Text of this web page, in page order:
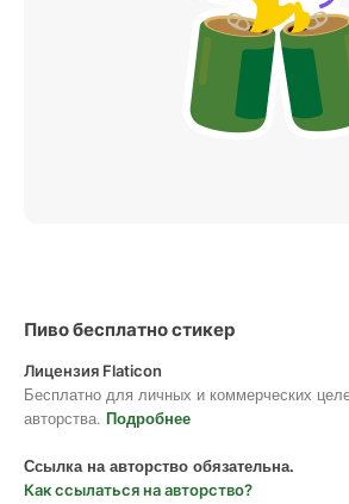
Пиво бесплатно стикер
Лицензия Flaticon
Бесплатно для личных и коммерческих
авторства. Подробнее
Ссылка на авторство обязательна.
Как ссылаться на авторство?